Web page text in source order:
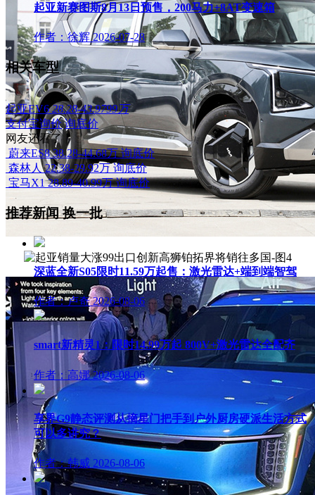
起亚新赛图斯8月13日预售，200马力+8AT变速箱
作者：徐辉 2026-07-28
相关车型
起亚EV6 28.28-43.9799万
支付宝询价 询底价
网友还看了
蔚来ES8 38.28-44.68万 询底价
森林人 22.38-29.92万 询底价
宝马X1 28.89-40.99万 询底价
推荐新闻换一批
深蓝全新S05限时11.59万起售：激光雷达+端到端智驾
作者：卢奇 2026-08-06
smart新精灵1：限时14.99万起 800V+激光雷达全配齐
作者：高娜 2026-08-06
享界G9静态评测从摘星门把手到户外厨房硬派生活方式
可以多讲究？
作者：韩威 2026-08-06